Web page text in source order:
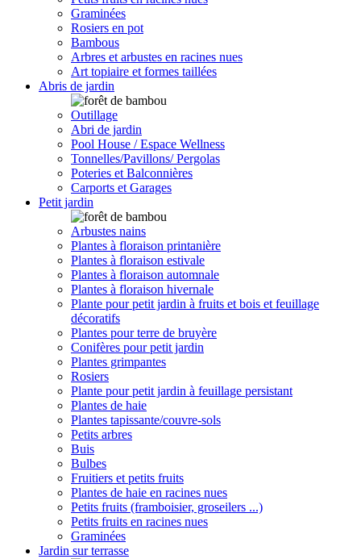
Graminées
Rosiers en pot
Bambous
Arbres et arbustes en racines nues
Art topiaire et formes taillées
Abris de jardin
Outillage
Abri de jardin
Pool House / Espace Wellness
Tonnelles/Pavillons/ Pergolas
Poteries et Balconnières
Carports et Garages
Petit jardin
Arbustes nains
Plantes à floraison printanière
Plantes à floraison estivale
Plantes à floraison automnale
Plantes à floraison hivernale
Plante pour petit jardin à fruits et bois et feuillage
décoratifs
Plantes pour terre de bruyère
Conifères pour petit jardin
Plantes grimpantes
Rosiers
Plante pour petit jardin à feuillage persistant
Plantes de haie
Plantes tapissante/couvre-sols
Petits arbres
Buis
Bulbes
Fruitiers et petits fruits
Plantes de haie en racines nues
Petits fruits (framboisier, groseilers ...)
Petits fruits en racines nues
Graminées
Jardin sur terrasse